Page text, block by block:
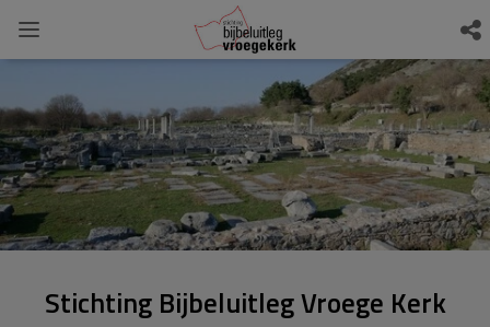
Stichting Bijbeluitleg Vroege Kerk